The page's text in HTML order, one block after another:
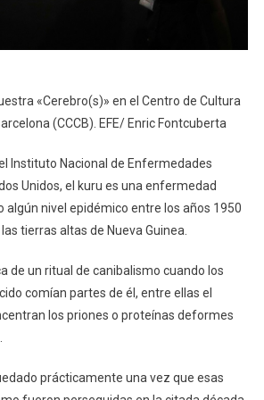
«Cerebro(s)» en el Centro de Cultura
(CCCB). EFE/ Enric Fontcuberta
Instituto Nacional de Enfermedades
Unidos, el kuru es una enfermedad
algún nivel epidémico entre los años 1950
tierras altas de Nueva Guinea.
de un ritual de canibalismo cuando los
comían partes de él, entre ellas el
los priones o proteínas deformes
prácticamente una vez que esas